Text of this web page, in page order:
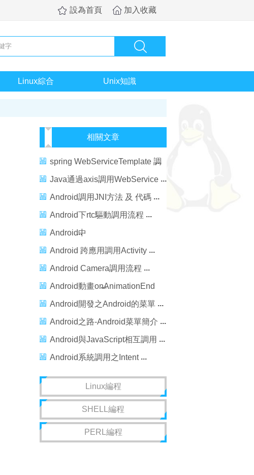
設為首頁 加入收藏
Linux綜合 Unix知識
相關文章
spring WebServiceTemplate 調
用 axis1.4 發布的webservice
Java通過axis調用WebService
Android調用JNI方法 及 代碼
Android下rtc驅動調用流程
Android中
android:layout_weight 屬性 完
美解釋
Android 跨應用調用Activity
Android Camera調用流程
Android動畫onAnimationEnd
會被調用兩次
Android開發之Android的菜單
Android之路-Android菜單簡介
Android與JavaScript相互調用
Android系統調用之Intent
Linux編程
SHELL編程
PERL編程